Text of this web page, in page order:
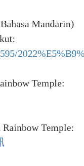
Mandarin)
Temple:
Temple: